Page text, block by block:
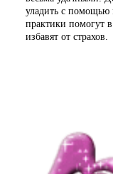
уладить с
практики помогут
избавят от страхов.